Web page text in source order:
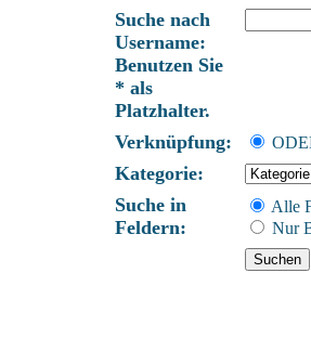
Suche nach
Username:
Benutzen Sie
* als
Platzhalter.
Verknüpfung:
Kategorie:
Suche in
Feldern:
Alle
Nur